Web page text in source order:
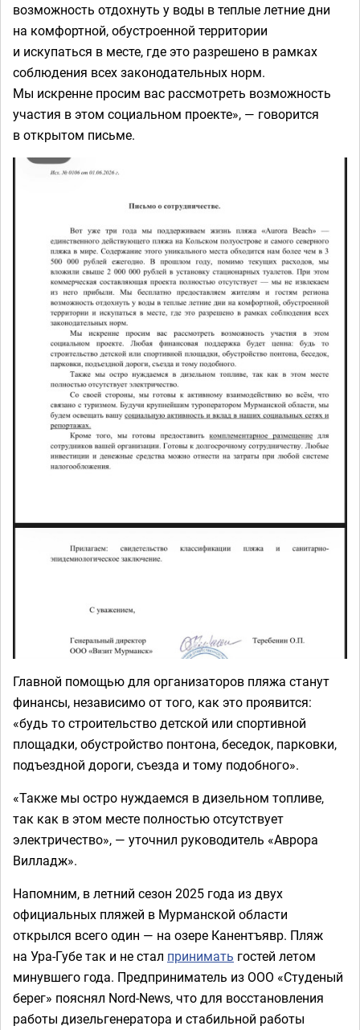
возможность отдохнуть у воды в теплые летние дни
на комфортной, обустроенной территории
и искупаться в месте, где это разрешено в рамках
соблюдения всех законодательных норм.
Мы искренне просим вас рассмотреть возможность
участия в этом социальном проекте», — говорится
в открытом письме.
Главной помощью для организаторов пляжа станут
финансы, независимо от того, как это проявится:
«будь то строительство детской или спортивной
площадки, обустройство понтона, беседок, парковки,
подъездной дороги, съезда и тому подобного».
«Также мы остро нуждаемся в дизельном топливе,
так как в этом месте полностью отсутствует
электричество», — уточнил руководитель «Аврора
Вилладж».
Напомним, в летний сезон 2025 года из двух
официальных пляжей в Мурманской области
открылся всего один — на озере Канентъявр. Пляж
на Ура-Губе так и не стал принимать гостей летом
минувшего года. Предприниматель из ООО «Студеный
берег» пояснял Nord-News, что для восстановления
работы дизельгенератора и стабильной работы